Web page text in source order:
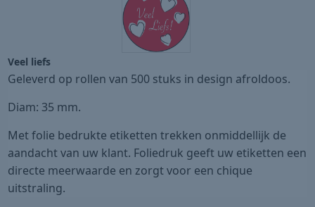
Veel liefs
Geleverd op rollen van 500 stuks in design afroldoos.
Diam: 35 mm.
Met folie bedrukte etiketten trekken onmiddellijk de
aandacht van uw klant. Foliedruk geeft uw etiketten een
directe meerwaarde en zorgt voor een chique
uitstraling.